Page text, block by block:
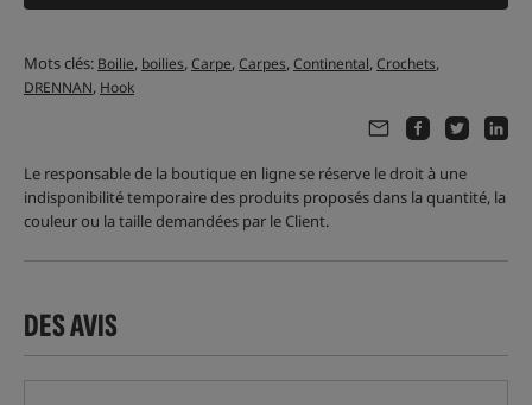
Mots clés: Boilie, boilies,Carpe,Carpes,Continental,Crochets,
DRENNAN, Hook
Le responsable de la boutique en ligne se réserve le droit à une
indisponibilité temporaire des produits proposés dans la quantité, la
couleur ou la taille demandées par le Client.
DES AVIS